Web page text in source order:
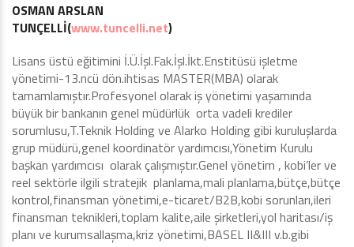
OSMAN ARSLAN
TUNÇELLİ(www.tuncelli.net)
Lisans üstü eğitimini İ.Ü.İşl.Fak.İşl.İkt.Enstitüsü işletme
yönetimi-13.ncü dön.ihtisas MASTER(MBA) olarak
tamamlamıştır.Profesyonel olarak iş yönetimi yaşamında
büyük bir bankanın genel müdürlük orta vadeli krediler
sorumlusu,T.Teknik Holding ve Alarko Holding gibi kuruluşlarda
grup müdürü,genel koordinatör yardımcısı,Yönetim Kurulu
başkan yardımcısı olarak çalışmıştır.Genel yönetim , kobi’ler ve
reel sektörle ilgili stratejik planlama,mali planlama,bütçe,bütçe
kontrol,finansman yönetimi,e-ticaret/B2B,kobi sorunları,ileri
finansman teknikleri,toplam kalite,aile şirketleri,yol haritası/iş
planı ve kurumsallaşma,kriz yönetimi,BASEL II&III v.b.gibi